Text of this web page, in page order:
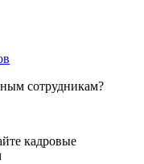
сотрудникам?
кадровые